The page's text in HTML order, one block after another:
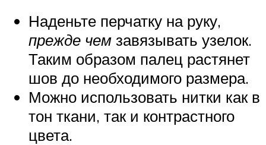
Наденьте перчатку на руку,
прежде чем завязывать узелок.
Таким образом палец растянет
шов до необходимого размера.
Можно использовать нитки как в
тон ткани, так и контрастного
цвета.